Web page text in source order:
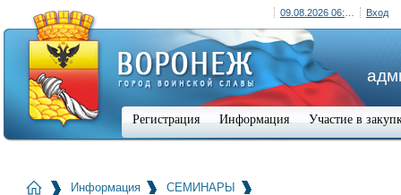
Вход
Регистрация Информация Участие в
Информация СЕМИНАРЫ